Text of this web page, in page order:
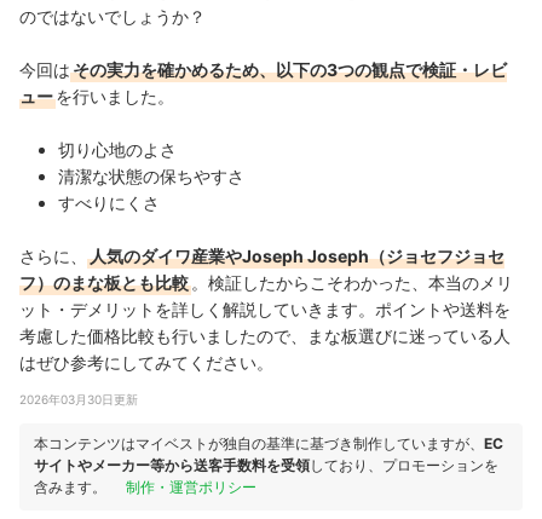
のではないでしょうか？
今回はその実力を確かめるため、以下の3つの観点で検証・レビ
ューを行いました。
切り心地のよさ
清潔な状態の保ちやすさ
すべりにくさ
さらに、
人気のダイワ産業やJoseph Joseph（ジョセフジョセ
フ）のまな板とも比較 。検証したからこそわかった、本当のメリ
ット・デメリットを詳しく解説していきます。ポイントや送料を
考慮した価格比較も行いましたので、まな板選びに迷っている人
はぜひ参考にしてみてください。
2026年03月30日更新
本コンテンツはマイベストが独自の基準に基づき制作していますが、 EC
サイトやメーカー等から送客手数料を受領しており、プロモーションを
含みます。
制作・運営ポリシー